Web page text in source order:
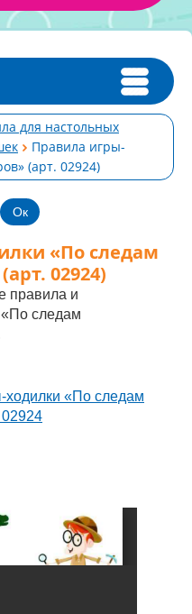
для настольных
Правила игры-
(арт. 02924)
«По следам
02924)
правила и
«По следам
ходилки «По следам
02924